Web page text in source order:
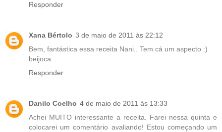
Responder
Xana Bértolo 3 de maio de 2011 às 22:12
Bem, fantástica essa receita Nani.. Tem cá um aspecto :)
beijoca
Responder
Danilo Coelho 4 de maio de 2011 às 13:33
Achei MUITO interessante a receita. Farei nessa quinta e
colocarei um comentário avaliando! Estou começando um